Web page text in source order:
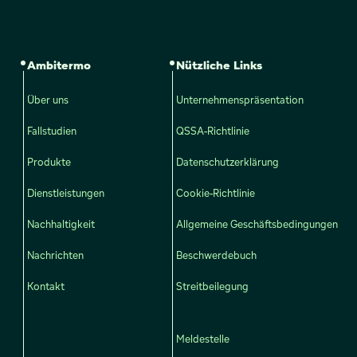
Ambitermo
Über uns
Fallstudien
Produkte
Dienstleistungen
Nachhaltigkeit
Nachrichten
Kontakt
Nützliche Links
Unternehmenspräsentation
QSSA-Richtlinie
Datenschutzerklärung
Cookie-Richtlinie
Allgemeine Geschäftsbedingungen
Beschwerdebuch
Streitbeilegung
Meldestelle